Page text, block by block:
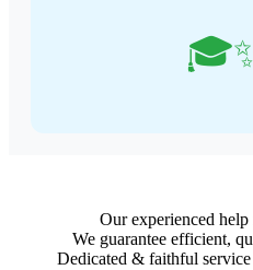
Our experienced
We guarantee efficient,
Dedicated & faithful